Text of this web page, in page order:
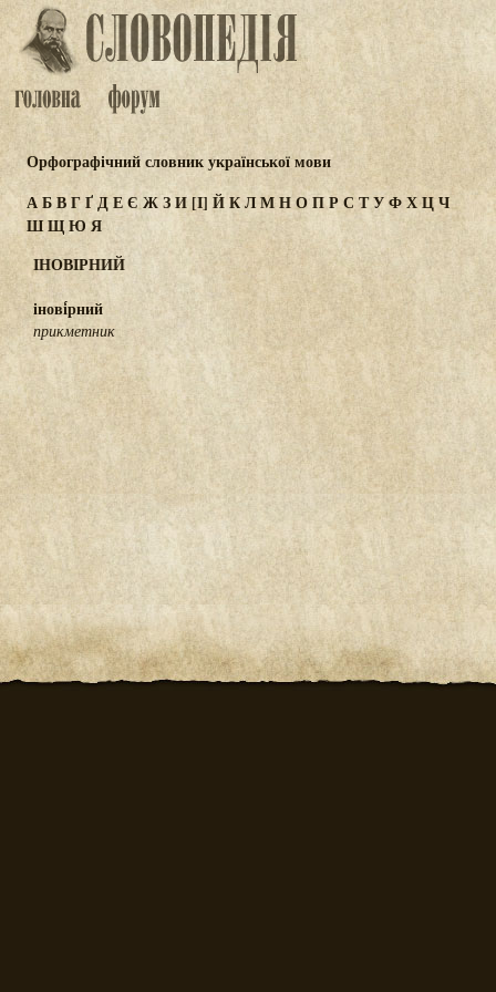
Орфографічний словник української мови
АБВГҐДЕЄ ЖЗИ[І] ЙКЛМНОПР СТУФХЦЧ
ШЩЮЯ
ІНОВІРНИЙ
інові́рний
прикметник